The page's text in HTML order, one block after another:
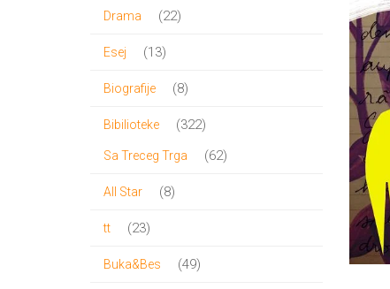
Drama 2222
Esej 1313
Biografije 88
Bibilioteke 322322
proizvoda
Sa Treceg Trga 6262
All Star 88
tt 2323
Buka&Bes 4949